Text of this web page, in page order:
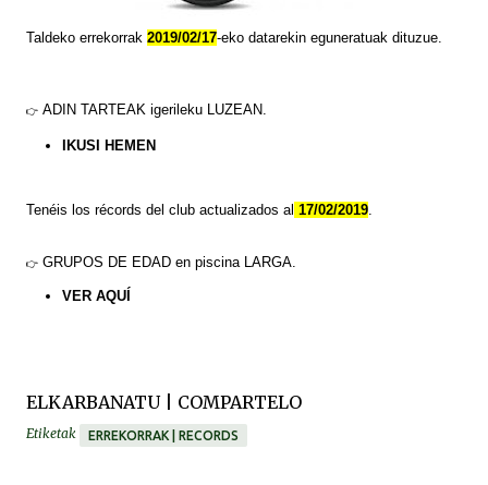
Taldeko errekorrak 2019/02/17-eko datarekin eguneratuak dituzue.
👉 ADIN TARTEAK igerileku LUZEAN.
IKUSI HEMEN
Tenéis los récords del club actualizados al 17/02/2019.
👉 GRUPOS DE EDAD en piscina LARGA.
VERAQUÍ
ELKARBANATU | COMPARTELO
Etiketak ERREKORRAK | RECORDS